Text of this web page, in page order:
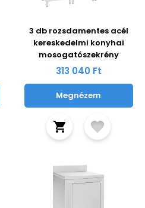
3 db rozsdamentes acél
kereskedelmi konyhai
mosogatószekrény
313 040 Ft
Megnézem